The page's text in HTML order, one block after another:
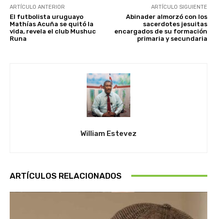
ARTÍCULO ANTERIOR
El futbolista uruguayo
Mathías Acuña se quitó la
vida, revela el club Mushuc
Runa
ARTÍCULO SIGUIENTE
Abinader almorzó con los
sacerdotes jesuitas
encargados de su formación
primaria y secundaria
William Estevez
ARTÍCULOS RELACIONADOS